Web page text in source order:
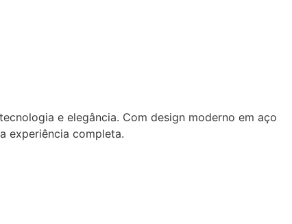
e elegância. Com design moderno em aço
experiência completa.